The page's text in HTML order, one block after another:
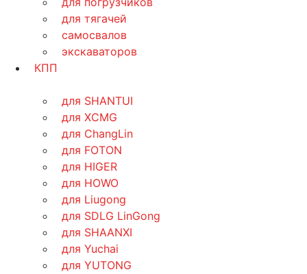
для тягачей
самосвалов
экскаваторов
КПП
для SHANTUI
для XCMG
для ChangLin
для FOTON
для HIGER
для HOWO
для Liugong
для SDLG LinGong
для SHAANXI
для Yuchai
для YUTONG